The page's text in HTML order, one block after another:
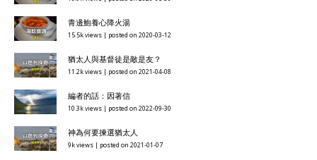
青邊鮑養心降火湯
15.5k views | posted on 2020-03-12
猶太人與基督徒是敵是友？
11.2k views | posted on 2021-04-08
編者的話：因著信
10.3k views | posted on 2022-09-30
神為何要揀選猶太人
9k views | posted on 2021-01-07